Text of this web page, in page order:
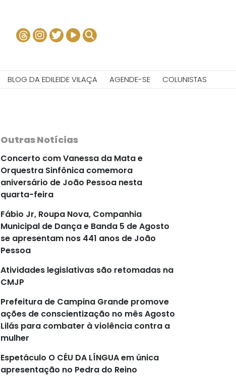
BLOG DA EDILEIDE VILAÇA AGENDE-SE COLUNISTAS
Outras Notícias
Concerto com Vanessa da Mata e
Orquestra Sinfônica comemora
aniversário de João Pessoa nesta
quarta-feira
Fábio Jr, Roupa Nova, Companhia
Municipal de Dança e Banda 5 de Agosto
se apresentam nos 441 anos de João
Pessoa
Atividades legislativas são retomadas na
CMJP
Prefeitura de Campina Grande promove
ações de conscientização no mês Agosto
Lilás para combater à violência contra a
mulher
Espetáculo O CÉU DA LÍNGUA em única
apresentação no Pedra do Reino